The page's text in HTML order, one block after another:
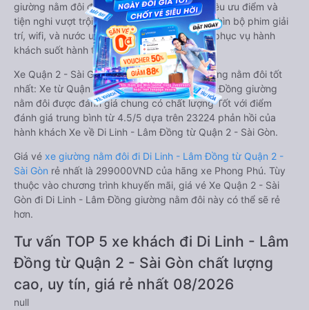
giường nằm đôi đi Di Linh - Lâm Đồng có nhiều ưu điểm và
tiện nghi vượt trội. Màn hình LCD với hàng nghìn bộ phim giải
trí, wifi, và nước uống và chăn đắp miễn phí phục vụ hành
khách suốt hành trình.
Xe Quận 2 - Sài Gòn Di Linh - Lâm Đồng giường nằm đôi tốt
nhất: Xe từ Quận 2 - Sài Gòn đi Di Linh - Lâm Đồng giường
nằm đôi được đánh giá chung có chất lượng Tốt với điểm
đánh giá trung bình từ 4.5/5 dựa trên 23224 phản hồi của
hành khách Xe về Di Linh - Lâm Đồng từ Quận 2 - Sài Gòn.
Giá vé xe giường nằm đôi đi Di Linh - Lâm Đồng từ Quận 2 -
Sài Gòn rẻ nhất là 299000VND của hãng xe Phong Phú. Tùy
thuộc vào chương trình khuyến mãi, giá vé Xe Quận 2 - Sài
Gòn đi Di Linh - Lâm Đồng giường nằm đôi này có thể sẽ rẻ
hơn.
Tư vấn TOP 5 xe khách đi Di Linh - Lâm
Đồng từ Quận 2 - Sài Gòn chất lượng
cao, uy tín, giá rẻ nhất 08/2026
null